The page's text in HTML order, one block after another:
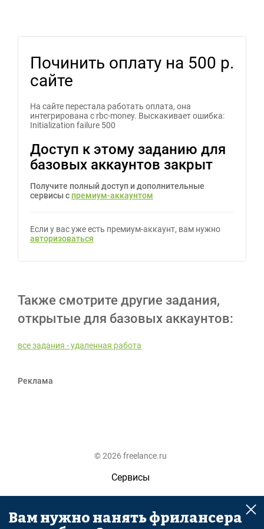
Починить оплату на
сайте
500 р.
На сайте перестала работать оплата, она
интегрирована с rbc-money. Выскакивает ошибка:
Initialization failure 500
Доступ к этому заданию для
базовых аккаунтов закрыт
Получите полный доступ и дополнительные
сервисы с премиум-аккаунтом
Если у вас уже есть премиум-аккаунт, вам нужно
авторизоваться
Также смотрите другие задания,
открытые для базовых аккаунтов:
все задания - удаленная работа
Реклама
© 2026 freelance.ru
Сервисы
Помощь
Поиск
Вам нужно нанять фрилансера